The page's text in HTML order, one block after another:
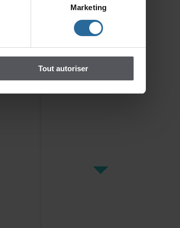
Marketing
ToutautoriserLessentinelles